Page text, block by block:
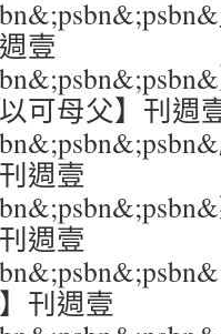
壹
可母父】刊週
週壹
週壹
刊週壹